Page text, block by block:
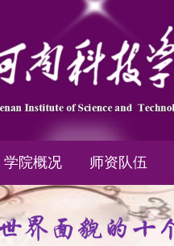
学院概况 师资队伍